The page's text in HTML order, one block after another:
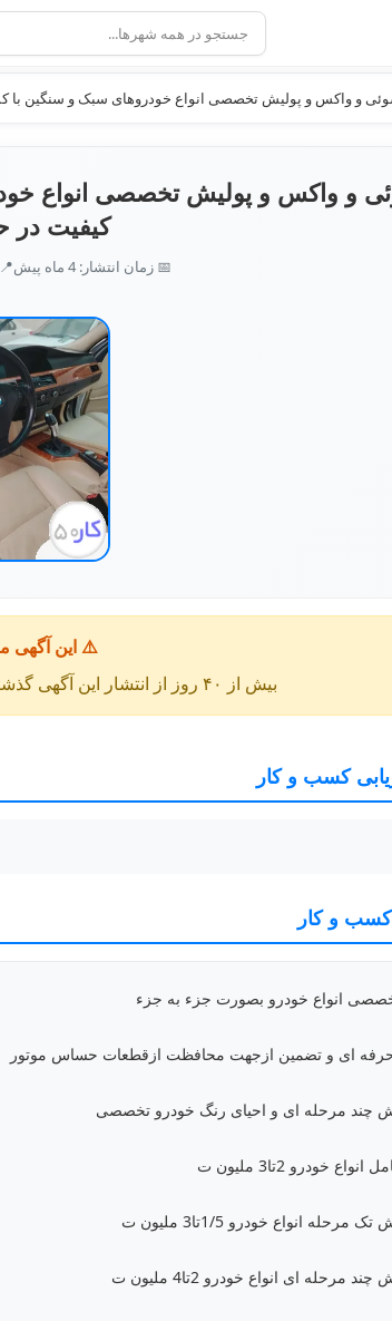
و واکس و پولیش تخصصی انواع خودروهای سبک و سنگین با
و واکس و پولیش تخصصی انواع
کیفیت
📅 زمان انتشار: 4 ماه پیش
⚠️ این آگهی
بیش از ۴۰ روز از انتشار این آگهی گذشته و ممکن است اطلاعات آن به‌روز نباشد.
کسب و کار
و کار
انواع خودرو بصورت جزء به جزء
ای و تضمین ازجهت محافظت ازقطعات حساس موتور
چند مرحله ای و احیای رنگ خودرو تخصصی
خودرو 2تا3 ملیون ت
انواع خودرو 1/5تا3 ملیون ت
مرحله ای انواع خودرو 2تا4 ملیون ت